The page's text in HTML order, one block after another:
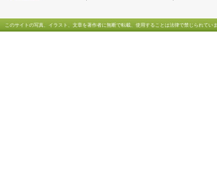
このサイトの写真、イラスト、文章を著作者に無断で転載、使用することは法律で禁じられてい